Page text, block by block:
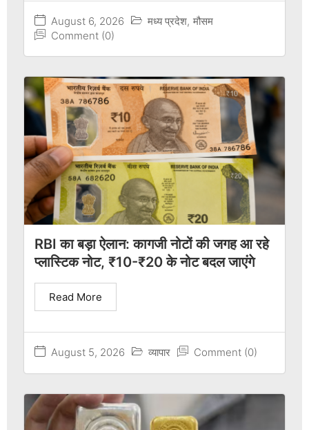
August 6, 2026 मध्य प्रदेश, मौसम
Comment (0)
RBI का बड़ा ऐलान: कागजी नोटों की जगह आ रहे
प्लास्टिक नोट, ₹10-₹20 के नोट बदल जाएंगे
August 5, 2026 व्यापार Comment (0)
Read More